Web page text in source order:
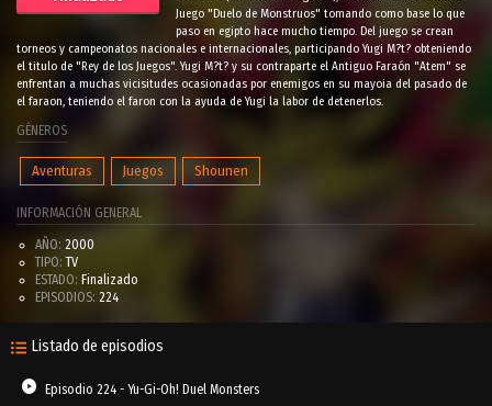
Juego "Duelo de Monstruos" tomando como base lo que
paso en egipto hace mucho tiempo. Del juego se crean
torneos y campeonatos nacionales e internacionales, participando Yugi M?t? obteniendo
el titulo de "Rey de los Juegos". Yugi M?t? y su contraparte el Antiguo Faraón "Atem" se
enfrentan a muchas vicisitudes ocasionadas por enemigos en su mayoia del pasado de
el faraon, teniendo el faron con la ayuda de Yugi la labor de detenerlos.
GÉNEROS
Aventuras Juegos Shounen
INFORMACIÓN GENERAL
AÑO: 2000
TIPO: TV
ESTADO: Finalizado
EPISODIOS: 224
Listado de episodios
Episodio 224 - Yu-Gi-Oh! Duel Monsters